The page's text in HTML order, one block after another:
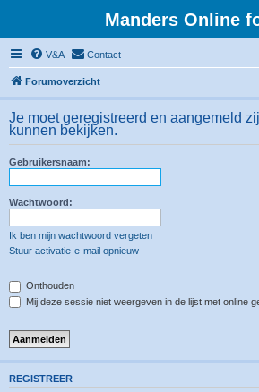
Manders Online
V&A Contact
Forumoverzicht
Je moet geregistreerd en aangemeld
kunnen bekijken.
Gebruikersnaam:
Wachtwoord:
Ik ben mijn wachtwoord vergeten
Stuur activatie-e-mail opnieuw
Onthouden
Mij deze sessie niet weergeven in de lijst met online
REGISTREER